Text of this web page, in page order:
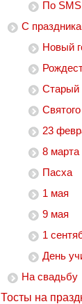
По SMS
С
Новый
Старый
23
8 марта
Пасха
1 мая
9 мая
1
День
На свадьбу
Тосты на